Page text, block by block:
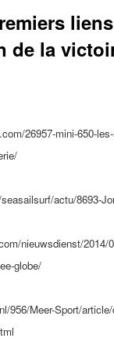
de la
26957-mini-650-
seasailsurf/actu/8693-
nieuwsdienst/2014/
globe/
956/Meer-Sport/